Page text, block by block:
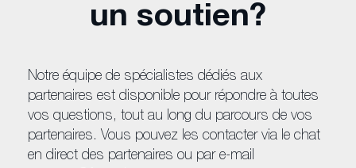
un soutien?
Notre équipe de spécialistes dédiés aux
partenaires est disponible pour répondre à toutes
vos questions, tout au long du parcours de vos
partenaires. Vous pouvez les contacter via le chat
en direct des partenaires ou par e-mail